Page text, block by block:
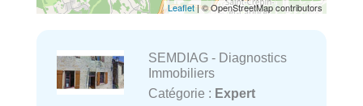
Leaflet| © OpenStreetMap contributors
SEMDIAG - Diagnostics
Immobiliers
Catégorie : Expert